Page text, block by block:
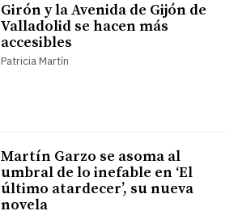
Girón y la Avenida de Gijón de
Valladolid se hacen más
accesibles
Patricia Martín
Martín Garzo se asoma al
umbral de lo inefable en ‘El
último atardecer’, su nueva
novela